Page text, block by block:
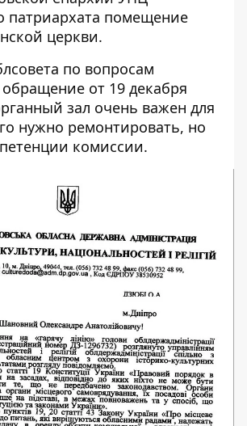
патриархата помещение
церкви.
по вопросам
от 19 декабря
зал очень важен для
нужно ремонтировать, но
комиссии.